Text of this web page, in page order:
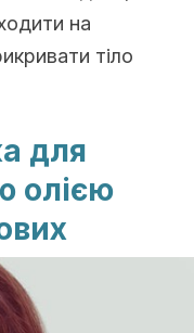
на
тіло
для
олією